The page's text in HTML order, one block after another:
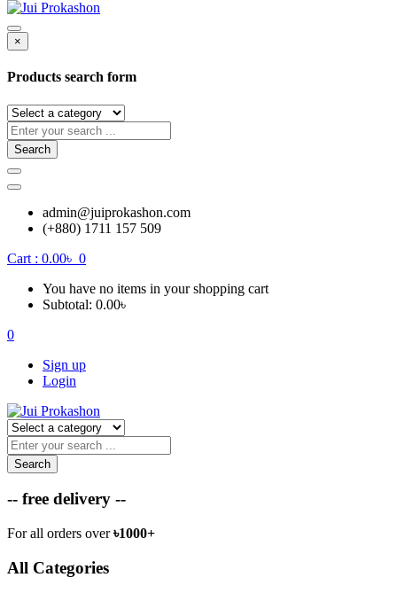
×
Products search form
Search
admin@juiprokashon.com
(+880) 1711 157 509
Cart : 0.00৳ 0
You have no items in your shopping cart
Subtotal: 0.00৳
0
Sign up
Login
Search
-- free delivery --
For all orders over৳1000+
All Categories